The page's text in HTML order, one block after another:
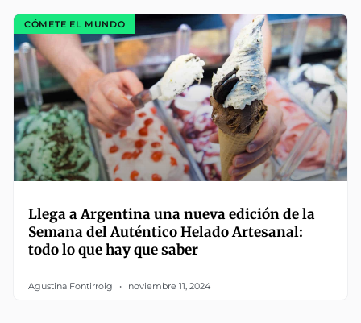
CÓMETE EL MUNDO
Llega a Argentina una nueva edición de la
Semana del Auténtico Helado Artesanal:
todo lo que hay que saber
Agustina Fontirroig noviembre 11, 2024